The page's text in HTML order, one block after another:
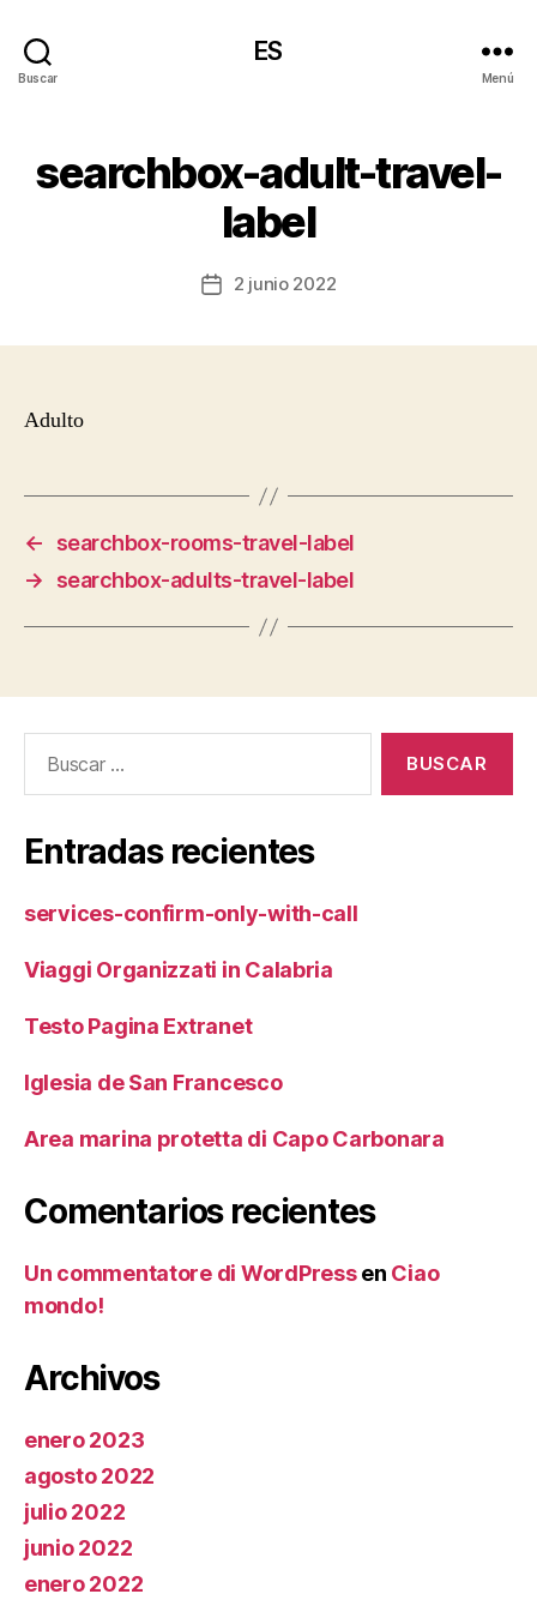
Buscar
ES
Menú
searchbox-adult-travel-
label
Fecha2 junio 2022
Adulto
←
searchbox-rooms-travel-label
→
searchbox-adults-travel-label
Entradas recientes
services-confirm-only-with-call
Viaggi Organizzati in Calabria
Testo Pagina Extranet
Iglesia de San Francesco
Area marina protetta di Capo Carbonara
Comentarios recientes
Un commentatore di WordPressen Ciao
mondo!
Archivos
enero 2023
agosto 2022
julio 2022
junio 2022
enero 2022